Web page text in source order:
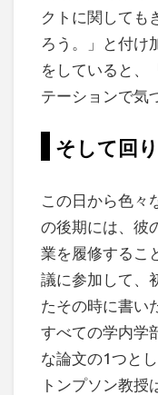
クトに関しても
ろう。」と付け
をしていると、
テーションで気
そして回
この日から色々
の後期には、彼
業を履修するこ
議に参加して、
たその時に書い
すべての学内学
な論文の1つと
トンプソン教授